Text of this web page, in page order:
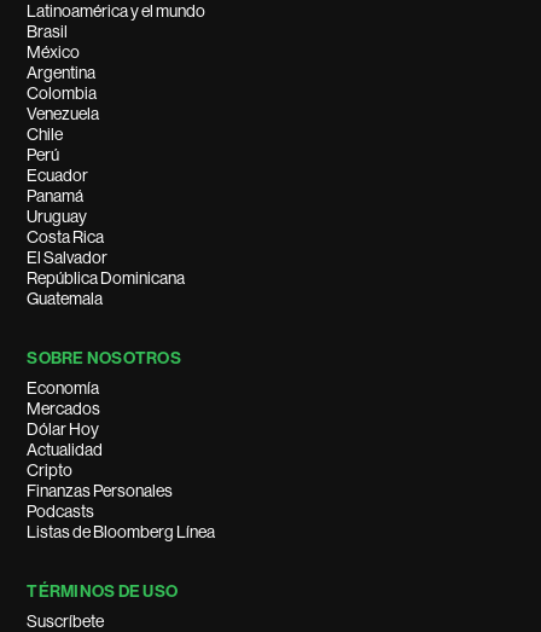
Latinoamérica y el mundo
Brasil
México
Argentina
Colombia
Venezuela
Chile
Perú
Ecuador
Panamá
Uruguay
Costa Rica
El Salvador
República Dominicana
Guatemala
SOBRE NOSOTROS
Economía
Mercados
Dólar Hoy
Actualidad
Cripto
Finanzas Personales
Podcasts
Listas de Bloomberg Línea
TÉRMINOS DE USO
Suscríbete